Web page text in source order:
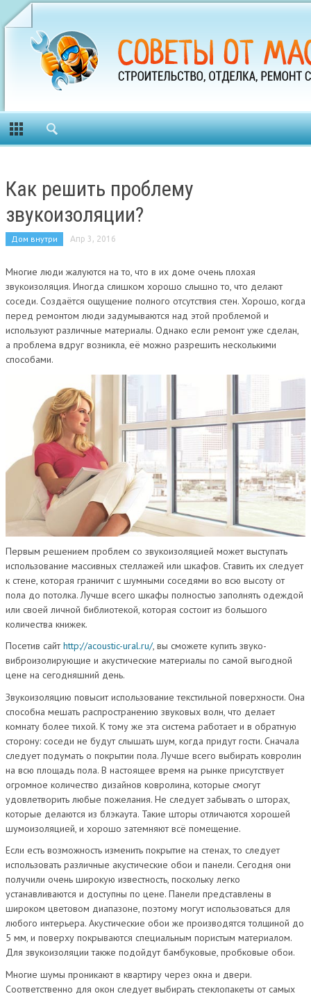
Как решить проблему
звукоизоляции?
Дом внутри Апр 3, 2016
Многие люди жалуются на то, что в их доме очень плохая
звукоизоляция. Иногда слишком хорошо слышно то, что делают
соседи. Создаётся ощущение полного отсутствия стен. Хорошо, когда
перед ремонтом люди задумываются над этой проблемой и
используют различные материалы. Однако если ремонт уже сделан,
а проблема вдруг возникла, её можно разрешить несколькими
способами.
Первым решением проблем со звукоизоляцией может выступать
использование массивных стеллажей или шкафов. Ставить их следует
к стене, которая граничит с шумными соседями во всю высоту от
пола до потолка. Лучше всего шкафы полностью заполнять одеждой
или своей личной библиотекой, которая состоит из большого
количества книжек.
Посетив сайтhttp://acoustic-ural.ru/, вы сможете купить звуко-
виброизолирующие и акустические материалы по самой выгодной
цене на сегодняшний день.
Звукоизоляцию повысит использование текстильной поверхности. Она
способна мешать распространению звуковых волн, что делает
комнату более тихой. К тому же эта система работает и в обратную
сторону: соседи не будут слышать шум, когда придут гости. Сначала
следует подумать о покрытии пола. Лучше всего выбирать ковролин
на всю площадь пола. В настоящее время на рынке присутствует
огромное количество дизайнов ковролина, которые смогут
удовлетворить любые пожелания. Не следует забывать о шторах,
которые делаются из блэкаута. Такие шторы отличаются хорошей
шумоизоляцией, и хорошо затемняют всё помещение.
Если есть возможность изменить покрытие на стенах, то следует
использовать различные акустические обои и панели. Сегодня они
получили очень широкую известность, поскольку легко
устанавливаются и доступны по цене. Панели представлены в
широком цветовом диапазоне, поэтому могут использоваться для
любого интерьера. Акустические обои же производятся толщиной до
5 мм, и поверху покрываются специальным пористым материалом.
Для звукоизоляции также подойдут бамбуковые, пробковые обои.
Многие шумы проникают в квартиру через окна и двери.
Соответственно для окон следует выбирать стеклопакеты от самых